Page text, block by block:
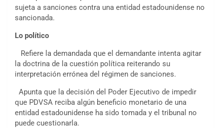
sujeta a sanciones contra una entidad estadounidense no
sancionada.
Lo político
Refiere la demandada que el demandante intenta agitar
la doctrina de la cuestión política reiterando su
interpretación errónea del régimen de sanciones.
Apunta que la decisión del Poder Ejecutivo de impedir
que PDVSA reciba algún beneficio monetario de una
entidad estadounidense ha sido tomada y el tribunal no
puede cuestionarla.